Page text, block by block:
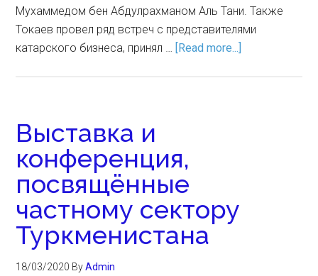
Мухаммедом бен Абдулрахманом Аль Тани. Также
Токаев провел ряд встреч с представителями
катарского бизнеса, принял … [Read more...]
Выставка и
конференция,
посвящённые
частному сектору
Туркменистана
18/03/2020 ByAdmin